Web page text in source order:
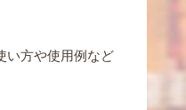
い方や使用例など